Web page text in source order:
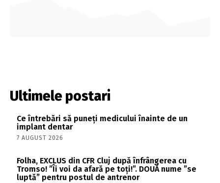
Ultimele postari
Ce întrebări să puneți medicului înainte de un
implant dentar
7 AUGUST 2026
Folha, EXCLUS din CFR Cluj după înfrângerea cu
Tromso! ”Îi voi da afară pe toți!”. DOUĂ nume ”se
luptă” pentru postul de antrenor